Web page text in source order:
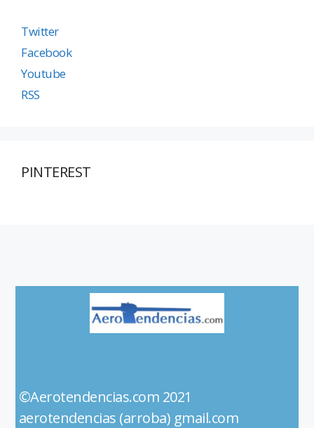
Twitter
Facebook
Youtube
RSS
PINTEREST
©Aerotendencias.com 2021
aerotendencias (arroba) gmail.com